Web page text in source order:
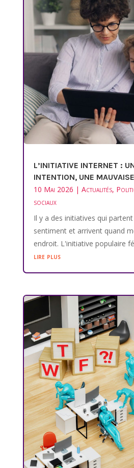
L’INITIATIVE INTERNET :
INTENTION, UNE
10 Mai 2026 | Actualités,
sociaux
Il y a des initiatives qui
sentiment et arrivent quand
endroit. L'initiative populaire
lire plus